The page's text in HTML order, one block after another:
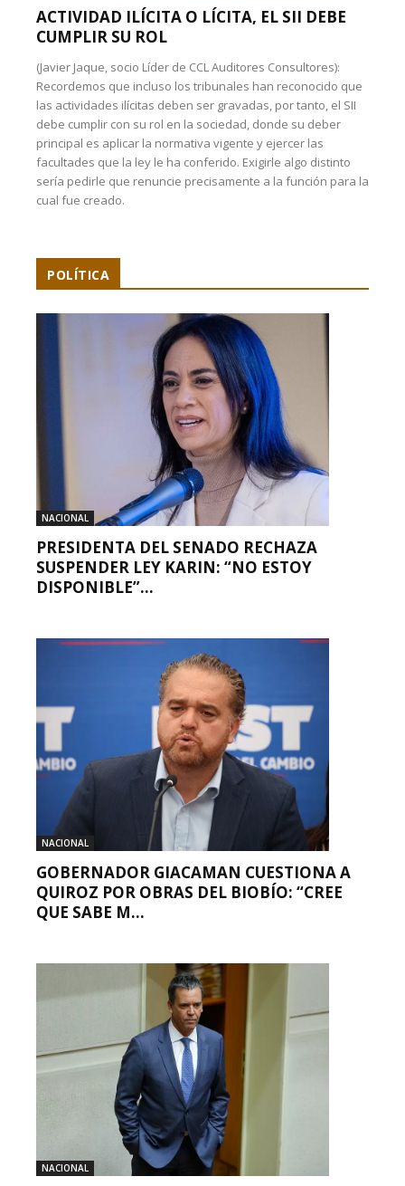
ACTIVIDAD ILÍCITA O LÍCITA, EL SII DEBE
CUMPLIR SU ROL
(Javier Jaque, socio Líder de CCL Auditores Consultores):
Recordemos que incluso los tribunales han reconocido que
las actividades ilícitas deben ser gravadas, por tanto, el SII
debe cumplir con su rol en la sociedad, donde su deber
principal es aplicar la normativa vigente y ejercer las
facultades que la ley le ha conferido. Exigirle algo distinto
sería pedirle que renuncie precisamente a la función para la
cual fue creado.
POLÍTICA
NACIONAL
PRESIDENTA DEL SENADO RECHAZA
SUSPENDER LEY KARIN: “NO ESTOY
DISPONIBLE”...
NACIONAL
GOBERNADOR GIACAMAN CUESTIONA A
QUIROZ POR OBRAS DEL BIOBÍO: “CREE
QUE SABE M...
NACIONAL